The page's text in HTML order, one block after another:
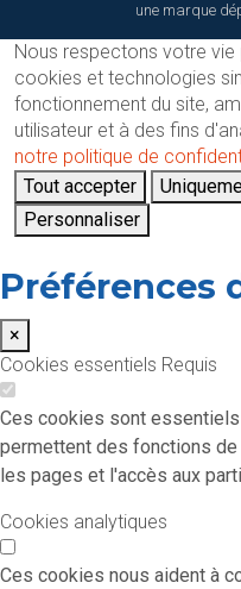
une marque
Nous respectons votre vie
cookies et technologies
fonctionnement du site,
utilisateur et à des fins
notre politique de
Tout accepter
Personnaliser
Préférences
×
Cookies essentiels Requis
Ces cookies sont
permettent des fonctions
les pages et l'accès aux
Cookies analytiques
Ces cookies nous aident à